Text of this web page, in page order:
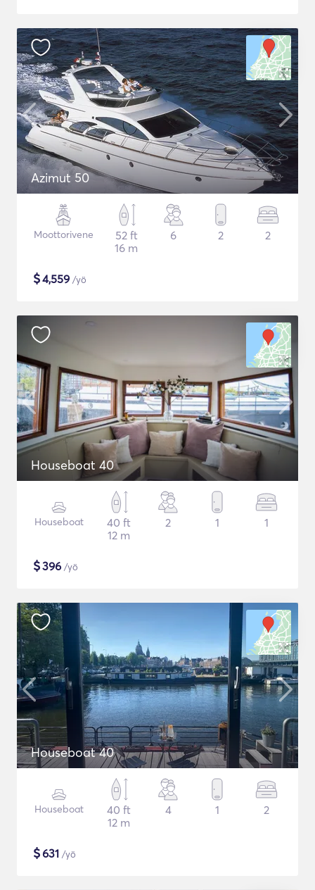
Azimut 50
Moottorivene
52 ft
16 m
6 2 2
$4,559 /yö
Houseboat 40
Houseboat
40 ft
12 m
2 1 1
$396 /yö
Houseboat 40
Houseboat
40 ft
12 m
4 1 2
$631 /yö